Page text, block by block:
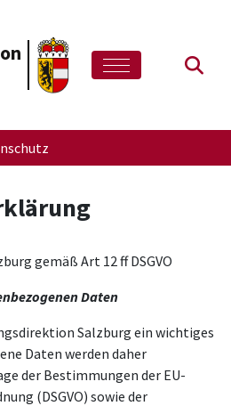
gemäß Art 12 ff DSGVO
Daten
Salzburg ein wichtiges
Daten werden daher
der Bestimmungen der EU-
(DSGVO) sowie der